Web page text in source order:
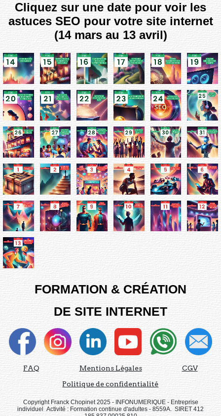
Cliquez sur une date pour voir les
astuces SEO pour votre site internet
(14 mars au 13 avril)
FORMATION & CRÉATION
DE SITE INTERNET
FAQ Mentions Légales
CGV
Politique de confidentialité
Copyright Franck Chopinet 2025 - INFONUMERIQUE - Entreprise
individuel Activité : Formation continue d'adultes - 8559A. SIRET 412